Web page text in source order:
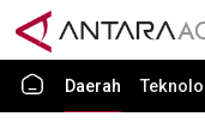
Daerah